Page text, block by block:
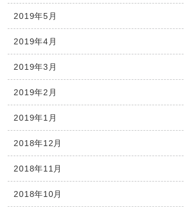
2019年5月
2019年4月
2019年3月
2019年2月
2019年1月
2018年12月
2018年11月
2018年10月